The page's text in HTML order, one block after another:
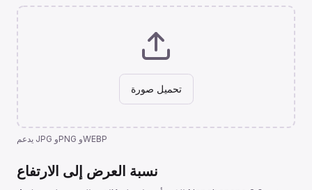
تحميل صورة
يدعم JPG وPNG وWEBP
نسبة العرض إلى الارتفاع